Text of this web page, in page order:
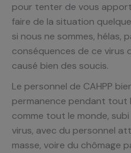
pour tenter de vous
faire de la situation
si nous ne sommes, hélas,
conséquences de ce virus
causé bien des soucis.
Le personnel de CAHPP
permanence pendant tout
comme tout le monde,
virus, avec du personnel
masse, voire du chômage